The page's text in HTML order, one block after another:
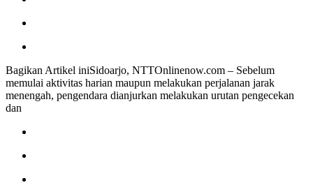
Bagikan Artikel iniSidoarjo, NTTOnlinenow.com – Sebelum
memulai aktivitas harian maupun melakukan perjalanan jarak
menengah, pengendara dianjurkan melakukan urutan pengecekan
dan